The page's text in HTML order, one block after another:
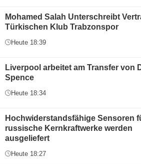
Mohamed Salah Unterschreibt
Türkischen Klub Trabzonspor
Heute 18:39
Liverpool arbeitet am Transfer von
Spence
Heute 18:34
Hochwiderstandsfähige Sensoren
russische Kernkraftwerke werden
ausgeliefert
Heute 18:27